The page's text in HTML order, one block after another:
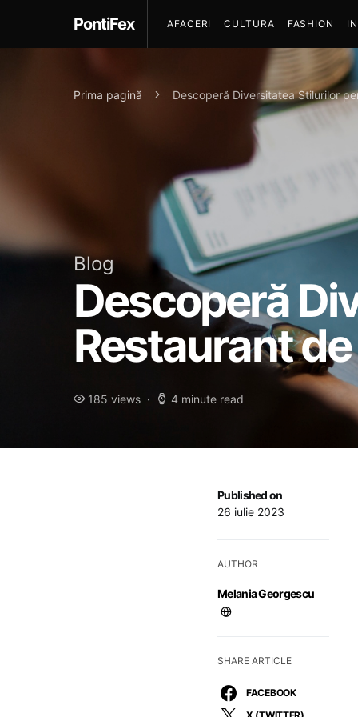
PontiFex AFACERI CULTURA FASHION
Prima pagină Descoperă Diversitatea Stilurilor
Blog
Descoperă
Restaurant
185 views 4 minute read
Published on
26 iulie 2023
AUTHOR
Melania Georgescu
SHARE ARTICLE
FACEBOOK